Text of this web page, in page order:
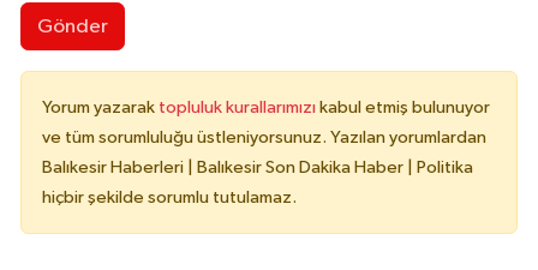
Gönder
Yorum yazarak topluluk kurallarımızı kabul etmiş bulunuyor
ve tüm sorumluluğu üstleniyorsunuz. Yazılan yorumlardan
Balıkesir Haberleri | Balıkesir Son Dakika Haber | Politika
hiçbir şekilde sorumlu tutulamaz.